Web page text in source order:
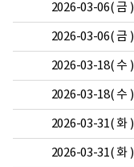
2026-03-06( 금 )
2026-03-06( 금 )
2026-03-18( 수 )
2026-03-18( 수 )
2026-03-31( 화 )
2026-03-31( 화 )